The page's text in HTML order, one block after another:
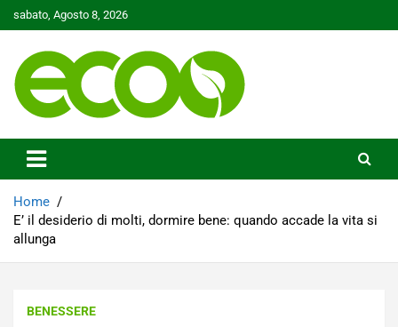
to
sabato, Agosto 8, 2026
Ecoo.it
Home
E’ il desiderio di molti, dormire bene: quando accade la vita si
allunga
BENESSERE